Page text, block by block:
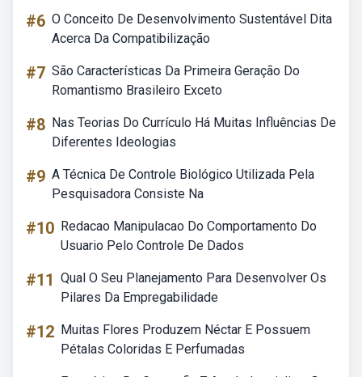
#6 O Conceito De Desenvolvimento Sustentável Dita
Acerca Da Compatibilização
#7 São Características Da Primeira Geração Do
Romantismo Brasileiro Exceto
#8 Nas Teorias Do Currículo Há Muitas Influências De
Diferentes Ideologias
#9 A Técnica De Controle Biológico Utilizada Pela
Pesquisadora Consiste Na
#10 Redacao Manipulacao Do Comportamento Do
Usuario Pelo Controle De Dados
#11 Qual O Seu Planejamento Para Desenvolver Os
Pilares Da Empregabilidade
#12 Muitas Flores Produzem Néctar E Possuem
Pétalas Coloridas E Perfumadas